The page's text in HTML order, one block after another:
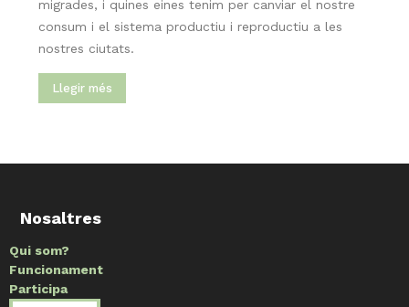
migrades, i quines eines tenim per canviar el nostre
consum i el sistema productiu i reproductiu a les
nostres ciutats.
Llegir més
Nosaltres
Qui som?
Funcionament
Participa